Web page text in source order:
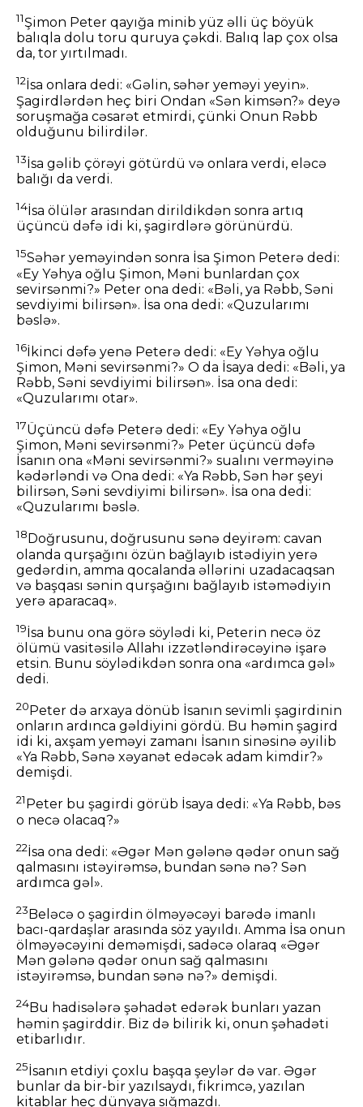
11Şimon Peter qayığa minib yüz əlli üç böyük
balıqla dolu toru quruya çəkdi. Balıq lap çox olsa
da, tor yırtılmadı.
12İsa onlara dedi: «Gəlin, səhər yeməyi yeyin».
Şagirdlərdən heç biri Ondan «Sən kimsən?» deyə
soruşmağa cəsarət etmirdi, çünki Onun Rəbb
olduğunu bilirdilər.
13İsa gəlib çörəyi götürdü və onlara verdi, eləcə
balığı da verdi.
14İsa ölülər arasından dirildikdən sonra artıq
üçüncü dəfə idi ki, şagirdlərə görünürdü.
15Səhər yeməyindən sonra İsa Şimon Peterə dedi:
«Ey Yəhya oğlu Şimon, Məni bunlardan çox
sevirsənmi?» Peter ona dedi: «Bəli, ya Rəbb, Səni
sevdiyimi bilirsən». İsa ona dedi: «Quzularımı
bəslə».
16İkinci dəfə yenə Peterə dedi: «Ey Yəhya oğlu
Şimon, Məni sevirsənmi?» O da İsaya dedi: «Bəli, ya
Rəbb, Səni sevdiyimi bilirsən». İsa ona dedi:
«Quzularımı otar».
17Üçüncü dəfə Peterə dedi: «Ey Yəhya oğlu
Şimon, Məni sevirsənmi?» Peter üçüncü dəfə
İsanın ona «Məni sevirsənmi?» sualını verməyinə
kədərləndi və Ona dedi: «Ya Rəbb, Sən hər şeyi
bilirsən, Səni sevdiyimi bilirsən». İsa ona dedi:
«Quzularımı bəslə.
18 Doğrusunu, doğrusunu sənə deyirəm: cavan
olanda qurşağını özün bağlayıb istədiyin yerə
gedərdin, amma qocalanda əllərini uzadacaqsan
və başqası sənin qurşağını bağlayıb istəmədiyin
yerə aparacaq».
19İsa bunu ona görə söylədi ki, Peterin necə öz
ölümü vasitəsilə Allahı izzətləndirəcəyinə işarə
etsin. Bunu söylədikdən sonra ona «ardımca gəl»
dedi.
20 Peter də arxaya dönüb İsanın sevimli şagirdinin
onların ardınca gəldiyini gördü. Bu həmin şagird
idi ki, axşam yeməyi zamanı İsanın sinəsinə əyilib
«Ya Rəbb, Sənə xəyanət edəcək adam kimdir?»
demişdi.
21 Peter bu şagirdi görüb İsaya dedi: «Ya Rəbb, bəs
o necə olacaq?»
22İsa ona dedi: «Əgər Mən gələnə qədər onun sağ
qalmasını istəyirəmsə, bundan sənə nə? Sən
ardımca gəl».
23 Beləcə o şagirdin ölməyəcəyi barədə imanlı
bacı-qardaşlar arasında söz yayıldı. Amma İsa onun
ölməyəcəyini deməmişdi, sadəcə olaraq «Əgər
Mən gələnə qədər onun sağ qalmasını
istəyirəmsə, bundan sənə nə?» demişdi.
24Bu hadisələrə şəhadət edərək bunları yazan
həmin şagirddir. Biz də bilirik ki, onun şəhadəti
etibarlıdır.
25İsanın etdiyi çoxlu başqa şeylər də var. Əgər
bunlar da bir-bir yazılsaydı, fikrimcə, yazılan
kitablar heç dünyaya sığmazdı.